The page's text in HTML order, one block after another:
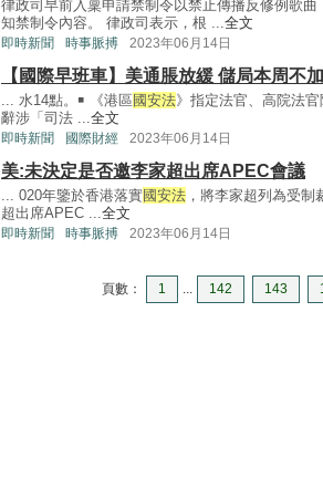
律政司早前入稟申請禁制令以禁止傳播反修例歌
知禁制令內容。 律政司表示，根 ...全文
即時新聞 時事脈搏 2023年06月14日
【國際早班車】美通脹放緩 儲局本周不
... 水14點。￭ 《港區 國安法》指定法官、高院法
辭涉「司法 ...全文
即時新聞 國際財經 2023年06月14日
美:未決定是否邀李家超出席APEC會議
... 020年鑒於香港落實國安法 ，將李家超列為受
超出席APEC ...全文
即時新聞 時事脈搏 2023年06月14日
頁數： 1 ... 142 143